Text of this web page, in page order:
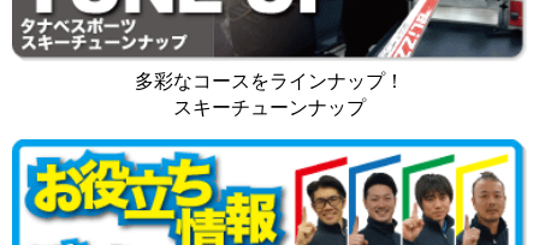
多彩なコースをラインナップ！
スキーチューンナップ